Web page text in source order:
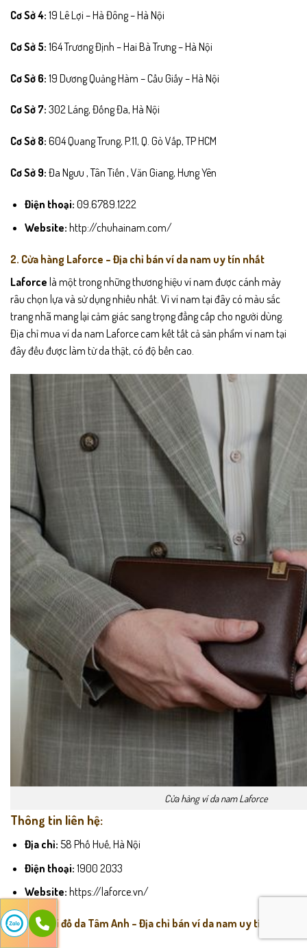
Cơ Sở 4: 19 Lê Lợi – Hà Đông – Hà Nội
Cơ Sở 5: 164 Trương Định – Hai Bà Trưng – Hà Nội
Cơ Sở 6: 19 Dương Quảng Hàm – Cầu Giấy – Hà Nội
Cơ Sở 7: 302 Láng, Đống Đa, Hà Nội
Cơ Sở 8: 604 Quang Trung, P.11, Q. Gò Vấp, TP HCM
Cơ Sở 9: Đa Ngưu , Tân Tiến , Văn Giang, Hưng Yên
Điện thoại: 09.6789.1222
Website: http://chuhainam.com/
2. Cửa hàng Laforce – Địa chỉ bán ví da nam uy tín nhất
Laforce là một trong những thương hiệu ví nam được cánh mày
râu chọn lựa và sử dụng nhiều nhất. Vì ví nam tại đây có màu sắc
trang nhã mang lại cảm giác sang trọng đẳng cấp cho người dùng.
Địa chỉ mua ví da nam Laforce cam kết tất cả sản phẩm ví nam tại
đây đều được làm từ da thật, có độ bền cao.
Cửa hàng ví da nam Laforce
Thông tin liên hệ:
Địa chỉ: 58 Phố Huế, Hà Nội
Điện thoại: 1900 2033
Website: https://laforce.vn/
3. Thế giới đồ da Tâm Anh – Địa chỉ bán ví da nam uy tín chất
lượng